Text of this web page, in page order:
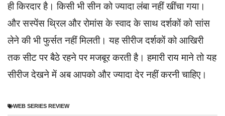
ही किरदार है। किसी भी सीन को ज्यादा लंबा नहीं खींचा गया।
और सस्पेंस थ्रिल और रोमांस के स्वाद के साथ दर्शकों को सांस
लेने की भी फुर्सत नहीं मिलती। यह सीरीज दर्शकों को आखिरी
तक सीट पर बैठे रहने पर मजबूर करती है। हमारी राय माने तो यह
सीरीज देखने में अब आपको और ज्यादा देर नहीं करनी चाहिए।
WEB SERIES REVIEW